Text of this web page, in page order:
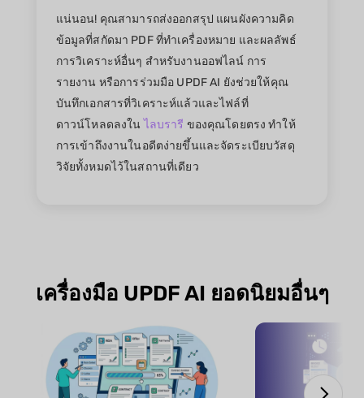
แน่นอน! คุณสามารถส่งออกสรุป แผนผังความคิด
ข้อมูลที่สกัดมา PDF ที่ทำเครื่องหมาย และผลลัพธ์
การวิเคราะห์อื่นๆ สำหรับงานออฟไลน์ การ
รายงาน หรือการร่วมมือ UPDF AI ยังช่วยให้คุณ
บันทึกเอกสารที่วิเคราะห์แล้วและไฟล์ที่
ดาวน์โหลดลงในไลบรารี ของคุณโดยตรง ทำให้
การเข้าถึงงานในอดีตง่ายขึ้นและจัดระเบียบวัสดุ
วิจัยทั้งหมดไว้ในสถานที่เดียว
เครื่องมือ UPDF AI ยอดนิยมอื่นๆ